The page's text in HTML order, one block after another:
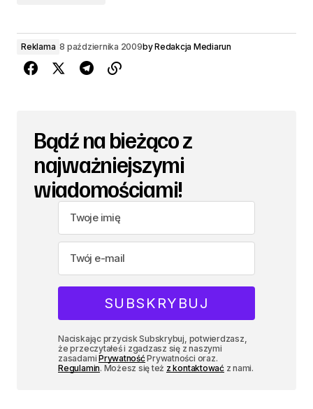
Reklama 8 października 2009byRedakcja Mediarun
Bądź na bieżąco z
najważniejszymi
wiadomościami!
Naciskając przycisk Subskrybuj, potwierdzasz,
że przeczytałeś i zgadzasz się z naszymi
zasadamiPrywatnośćPrywatności oraz.
Regulamin. Możesz się też z kontaktowaćz nami.